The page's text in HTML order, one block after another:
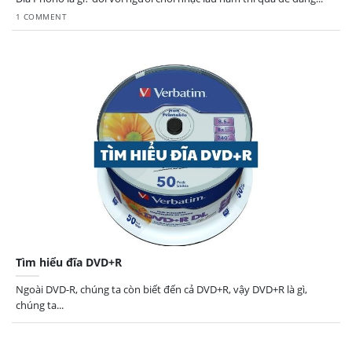
1 COMMENT
Tìm hiểu đĩa DVD+R
Ngoài DVD-R, chúng ta còn biết đến cả DVD+R, vậy DVD+R là gì,
chúng ta...